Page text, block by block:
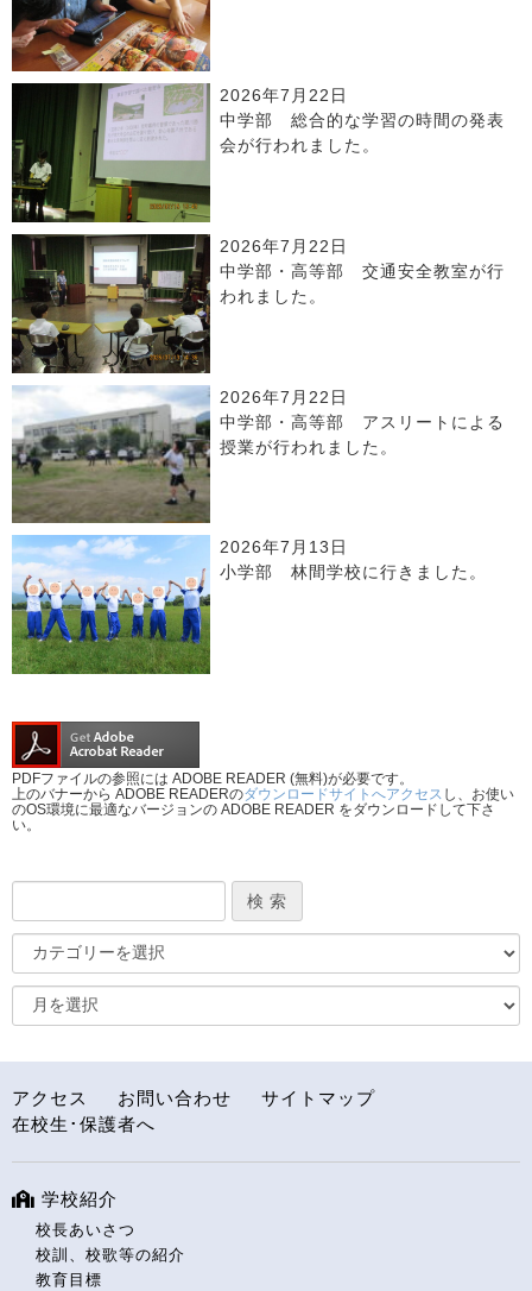
2026年7月22日
中学部 総合的な学習の時間の発表
会が行われました。
2026年7月22日
中学部・高等部 交通安全教室が行
われました。
2026年7月22日
中学部・高等部 アスリートによる
授業が行われました。
2026年7月13日
小学部 林間学校に行きました。
PDFファイルの参照には ADOBE READER (無料)が必要です。
上のバナーから ADOBE READERのダウンロードサイトへアクセス し、お使い
のOS環境に最適なバージョンの ADOBE READER をダウンロードして下さ
い。
アクセス お問い合わせ
サイトマップ
在校生･保護者へ
学校紹介
校長あいさつ
校訓、校歌等の紹介
教育目標